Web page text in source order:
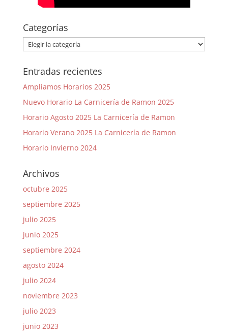
Categorías
Categorías
Entradas recientes
Ampliamos Horarios 2025
Nuevo Horario La Carnicería de Ramon 2025
Horario Agosto 2025 La Carnicería de Ramon
Horario Verano 2025 La Carnicería de Ramon
Horario Invierno 2024
Archivos
octubre 2025
septiembre 2025
julio 2025
junio 2025
septiembre 2024
agosto 2024
julio 2024
noviembre 2023
julio 2023
junio 2023